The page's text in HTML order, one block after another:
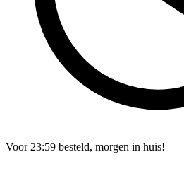
Voor 23:59 besteld, morgen in huis!